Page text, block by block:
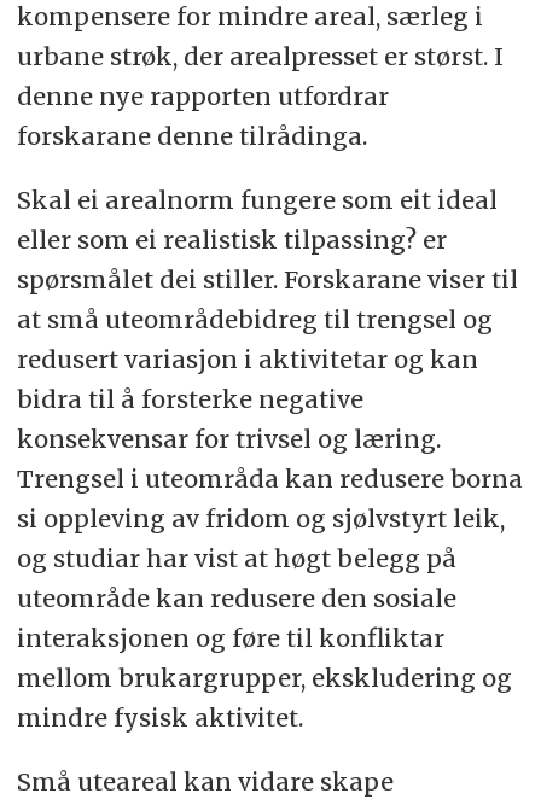
kompensere for mindre areal, særleg i
urbane strøk, der arealpresset er størst. I
denne nye rapporten utfordrar
forskarane denne tilrådinga.
Skal ei arealnorm fungere som eit ideal
eller som ei realistisk tilpassing? er
spørsmålet dei stiller. Forskarane viser til
at små uteområdebidreg til trengsel og
redusert variasjon i aktivitetar og kan
bidra til å forsterke negative
konsekvensar for trivsel og læring.
Trengsel i uteområda kan redusere borna
si oppleving av fridom og sjølvstyrt leik,
og studiar har vist at høgt belegg på
uteområde kan redusere den sosiale
interaksjonen og føre til konfliktar
mellom brukargrupper, ekskludering og
mindre fysisk aktivitet.
Små uteareal kan vidare skape